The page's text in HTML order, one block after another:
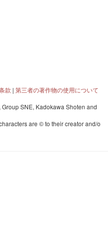
款 | 第三者の著作物の使用について
SNE, Kadokawa Shoten and
are © to their creator and/o